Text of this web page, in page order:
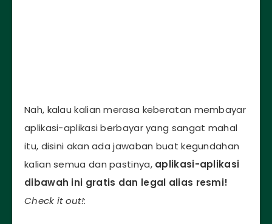
Nah, kalau kalian merasa keberatan membayar
aplikasi-aplikasi berbayar yang sangat mahal
itu, disini akan ada jawaban buat kegundahan
kalian semua dan pastinya, aplikasi-aplikasi
dibawah ini gratis dan legal alias resmi!
Check it out!: